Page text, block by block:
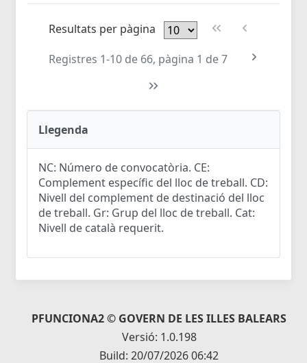
Resultats per pàgina
Registres 1-10 de 66, pàgina 1 de 7
Llegenda
NC: Número de convocatòria. CE:
Complement específic del lloc de treball. CD:
Nivell del complement de destinació del lloc
de treball. Gr: Grup del lloc de treball. Cat:
Nivell de català requerit.
PFUNCIONA2 © GOVERN DE LES ILLES BALEARS
Versió: 1.0.198
Build: 20/07/2026 06:42